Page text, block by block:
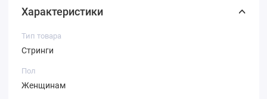
Характеристики
Тип товара
Стринги
Пол
Женщинам